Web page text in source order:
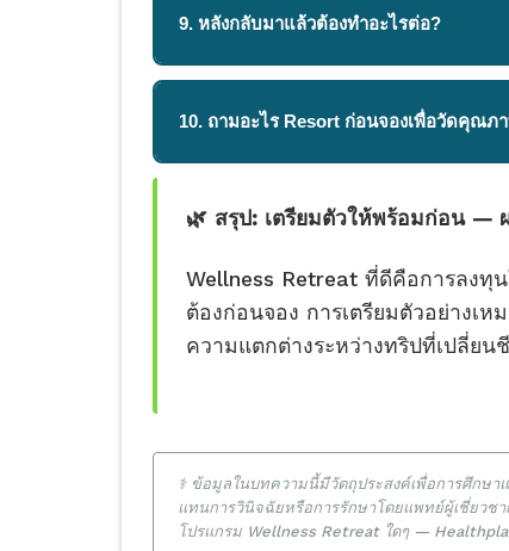
9. หลังกลับมาแล้วต้องทำอะไรต่อ?
10. ถามอะไร Resort ก่อนจองเพื่อวัดคุณภ
🌿 สรุป: เตรียมตัวให้พร้อมก่อน —
Wellness Retreat ที่ดีคือการลงทุ
ต้องก่อนจอง การเตรียมตัวอย่างเ
ความแตกต่างระหว่างทริปที่เปลี่ย
⚕️ ข้อมูลในบทความนี้มีวัตถุประสงค์เพื่อการศึกษ
แทนการวินิจฉัยหรือการรักษาโดยแพทย์ผู้เชี่ยว
โปรแกรม Wellness Retreat ใดๆ —